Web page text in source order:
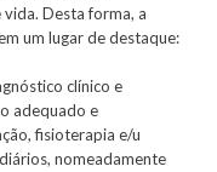
Desta forma, a
um lugar de destaque:
clínico e
adequado e
fisioterapia e/u
nomeadamente